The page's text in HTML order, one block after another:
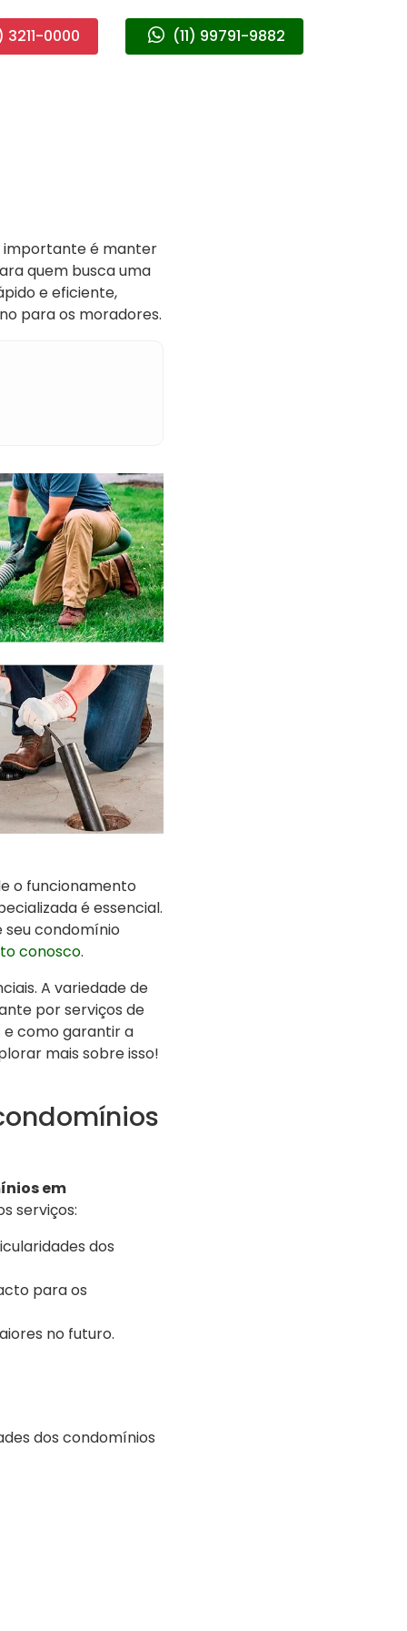
3211-0000 (11) 99791-9882
importante é manter
quem busca uma
e eficiente,
para os moradores.
o funcionamento
é essencial.
seu condomínio
conosco.
A variedade de
por serviços de
e como garantir a
mais sobre isso!
em
serviços:
dos
para os
no futuro.
dos condomínios